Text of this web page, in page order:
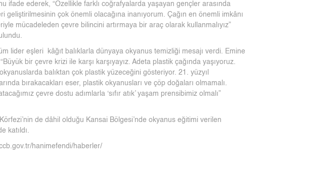
ifade ederek, “Özellikle farklı coğrafyalarda yaşayan gençler arasında
geliştirilmesinin çok önemli olacağına inanıyorum. Çağın en önemli imkânı
mücadeleden çevre bilincini artırmaya bir araç olarak kullanmalıyız”
lider eşleri kâğıt balıklarla dünyaya okyanus temizliği mesajı verdi. Emine
bir çevre krizi ile karşı karşıyayız. Adeta plastik çağında yaşıyoruz.
balıktan çok plastik yüzeceğini gösteriyor. 21. yüzyıl
bırakacakları eser, plastik okyanusları ve çöp doğaları olmamalı.
çevre dostu adımlarla ‘sıfır atık’ yaşam prensibimiz olmalı”
de dâhil olduğu Kansai Bölgesi’nde okyanus eğitimi verilen
katıldı.
hanimefendi/haberler/